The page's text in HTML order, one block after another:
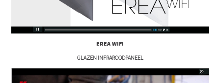
EREA WIFI
GLAZEN INFRAROODPANEEL